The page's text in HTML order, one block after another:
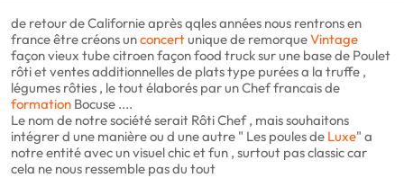
de retour de Californie après qqles années nous rentrons en
france être créons unconcertunique de remorqueVintage
façon vieux tube citroen façon food truck sur une base de Poulet
rôti et ventes additionnelles de plats type purées a la truffe ,
légumes rôties , le tout élaborés par un Chef francais de
formation Bocuse ....
Le nom de notre société serait Rôti Chef , mais souhaitons
intégrer d une manière ou d une autre " Les poules de Luxe" a
notre entité avec un visuel chic et fun , surtout pas classic car
cela ne nous ressemble pas du tout